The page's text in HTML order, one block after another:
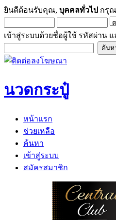
ยินดีต้อนรับคุณ, บุคคลทั่วไป กรุ
เข้าสู่ระบบด้วยชื่อผู้ใช้ รหัสผ่าน แ
นวดกระปู๋
หน้าแรก
ช่วยเหลือ
ค้นหา
เข้าสู่ระบบ
สมัครสมาชิก